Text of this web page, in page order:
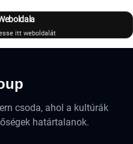
itt weboldalát
csoda, ahol a kultúrák
határtalanok.